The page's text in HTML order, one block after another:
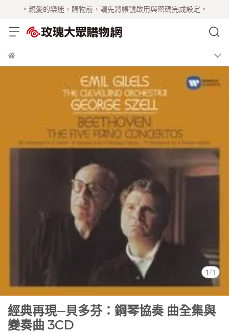
。親愛的樂迷，購物前，請先將帳號啟用與密碼完成設定。
1 /1
經典再現─貝多芬：鋼琴協奏 曲全集與
變奏曲 3CD